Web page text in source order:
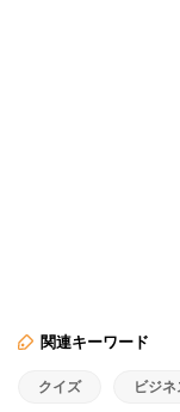
関連キーワード
クイズ ビジ